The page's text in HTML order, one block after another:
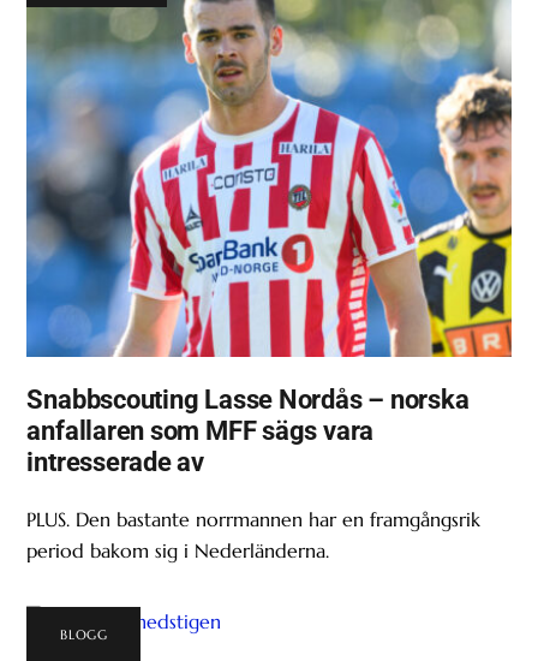
Snabbscouting Lasse Nordås – norska
anfallaren som MFF sägs vara
intresserade av
PLUS. Den bastante norrmannen har en framgångsrik
period bakom sig i Nederländerna.
BLOGG